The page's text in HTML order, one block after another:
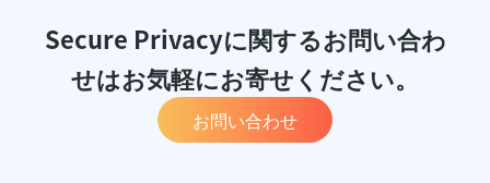
Secure Privacyに関するお問い合わ
せはお気軽にお寄せください。
お問い合わせ